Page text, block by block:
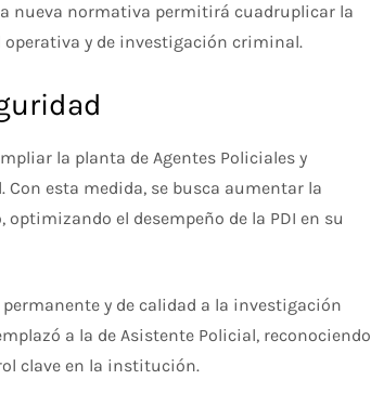
nueva normativa permitirá cuadruplicar la
y de investigación criminal.
la planta de Agentes Policiales y
esta medida, se busca aumentar la
el desempeño de la PDI en su
y de calidad a la investigación
a la de Asistente Policial, reconociendo
clave en la institución.